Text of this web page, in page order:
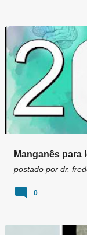
Manganês para
postado por dr.
0